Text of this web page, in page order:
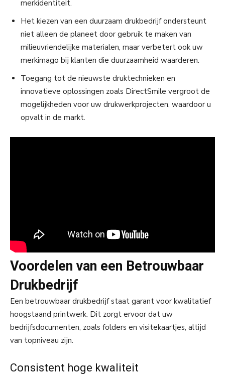
merkidentiteit.
Het kiezen van een duurzaam drukbedrijf ondersteunt
niet alleen de planeet door gebruik te maken van
milieuvriendelijke materialen, maar verbetert ook uw
merkimago bij klanten die duurzaamheid waarderen.
Toegang tot de nieuwste druktechnieken en
innovatieve oplossingen zoals DirectSmile vergroot de
mogelijkheden voor uw drukwerkprojecten, waardoor u
opvalt in de markt.
Voordelen van een Betrouwbaar
Drukbedrijf
Een betrouwbaar drukbedrijf staat garant voor kwalitatief
hoogstaand printwerk. Dit zorgt ervoor dat uw
bedrijfsdocumenten, zoals folders en visitekaartjes, altijd
van topniveau zijn.
Consistent hoge kwaliteit